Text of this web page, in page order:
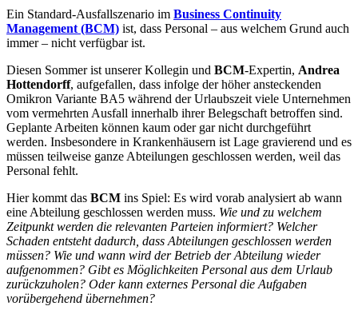
Ein Standard-Ausfallszenario im Business Continuity
Management (BCM) ist, dass Personal – aus welchem Grund auch
immer – nicht verfügbar ist.
Diesen Sommer ist unserer Kollegin und BCM-Expertin, Andrea
Hottendorff, aufgefallen, dass infolge der höher ansteckenden
Omikron Variante BA5 während der Urlaubszeit viele Unternehmen
vom vermehrten Ausfall innerhalb ihrer Belegschaft betroffen sind.
Geplante Arbeiten können kaum oder gar nicht durchgeführt
werden. Insbesondere in Krankenhäusern ist Lage gravierend und es
müssen teilweise ganze Abteilungen geschlossen werden, weil das
Personal fehlt.
Hier kommt das BCM ins Spiel: Es wird vorab analysiert ab wann
eine Abteilung geschlossen werden muss. Wie und zu welchem
Zeitpunkt werden die relevanten Parteien informiert? Welcher
Schaden entsteht dadurch, dass Abteilungen geschlossen werden
müssen? Wie und wann wird der Betrieb der Abteilung wieder
aufgenommen? Gibt es Möglichkeiten Personal aus dem Urlaub
zurückzuholen? Oder kann externes Personal die Aufgaben
vorübergehend übernehmen?